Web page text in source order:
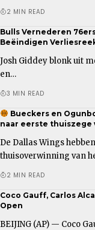
2 MIN READ
Bulls Vernederen
Beëindigen
Josh Giddey blonk uit
en…
3 MIN READ
Bueckers en
naar eerste thuiszege
De Dallas Wings
thuisoverwinning van
2 MIN READ
Coco Gauff, Carlos
Open
BEIJING (AP) — Coco